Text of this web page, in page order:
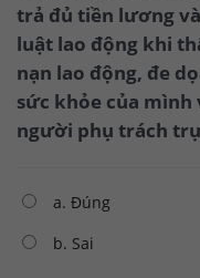
trả đủ tiền lương
luật lao động khi
nạn lao động, đe
sức khỏe của mình
người phụ trách
a. Đúng
b. Sai